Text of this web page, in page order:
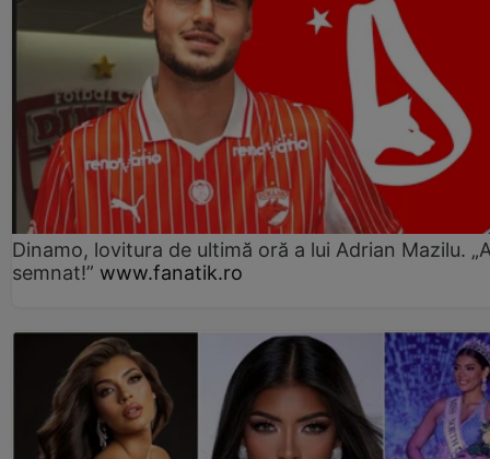
Dinamo, lovitura de ultimă oră a lui Adrian Mazilu.
semnat!” www.fanatik.ro